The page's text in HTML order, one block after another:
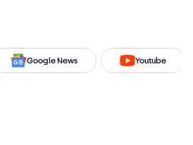
Google News Youtube